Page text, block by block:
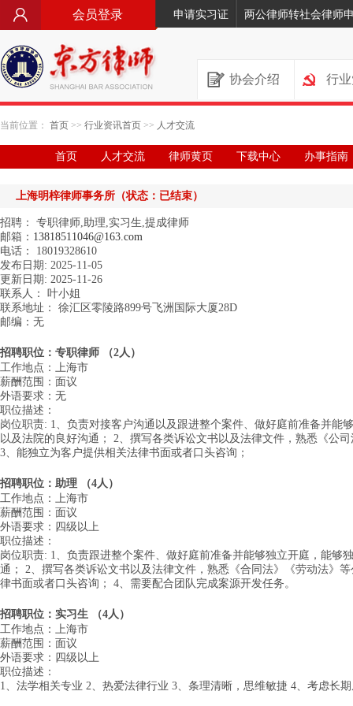
会员登录 申请实习证 两公律师转社会律师
协会介绍 行
当前位置： 首页 >> 行业资讯首页 >> 人才交流
首页 人才交流 律师黄页 下载中心 办事指南
上海明梓律师事务所 （状态：已结束）
招聘： 专职律师,助理,实习生,提成律师
邮箱： 13818511046@163.com
电话： 18019328610
发布日期: 2025-11-05
更新日期: 2025-11-26
联系人： 叶小姐
联系地址： 徐汇区零陵路899号飞洲国际大厦28D
邮编：无
招聘职位： 专职律师 （2人）
工作地点：上海市
薪酬范围：面议
外语要求：无
职位描述：
岗位职责: 1、负责对接客户沟通以及跟进整个案件、做好庭前准备并能
以及法院的良好沟通； 2、撰写各类诉讼文书以及法律文件，熟悉《公
3、能独立为客户提供相关法律书面或者口头咨询；
招聘职位： 助理 （4人）
工作地点：上海市
薪酬范围：面议
外语要求：四级以上
职位描述：
岗位职责: 1、负责跟进整个案件、做好庭前准备并能够独立开庭，能够
通； 2、撰写各类诉讼文书以及法律文件，熟悉《合同法》《劳动法》
律书面或者口头咨询； 4、需要配合团队完成案源开发任务。
招聘职位： 实习生 （4人）
工作地点：上海市
薪酬范围：面议
外语要求：四级以上
职位描述：
1、法学相关专业 2、热爱法律行业 3、条理清晰，思维敏捷 4、考虑长